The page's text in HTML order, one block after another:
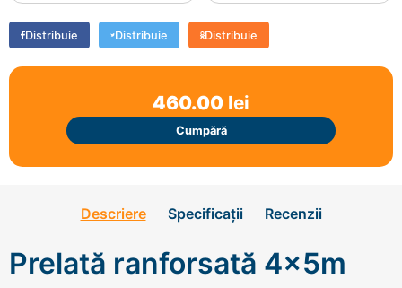
Distribuie Distribuie Distribuie
460.00 lei
Cumpără
Descriere Specificații Recenzii
Prelată ranforsată 4x5m